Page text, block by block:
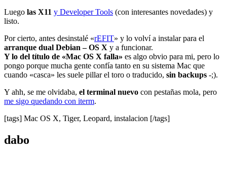
Luego las X11 y Developer Tools (con interesantes novedades) y
listo.
Por cierto, antes desinstalé «rEFIT» y lo volví a instalar para el
arranque dual Debian – OS X y a funcionar.
Y lo del título de «Mac OS X falla» es algo obvio para mi, pero lo
pongo porque mucha gente confía tanto en su sistema Mac que
cuando «casca» les suele pillar el toro o traducido, sin backups -;).
Y ahh, se me olvidaba, el terminal nuevo con pestañas mola, pero
me sigo quedando con iterm.
[tags] Mac OS X, Tiger, Leopard, instalacion [/tags]
dabo